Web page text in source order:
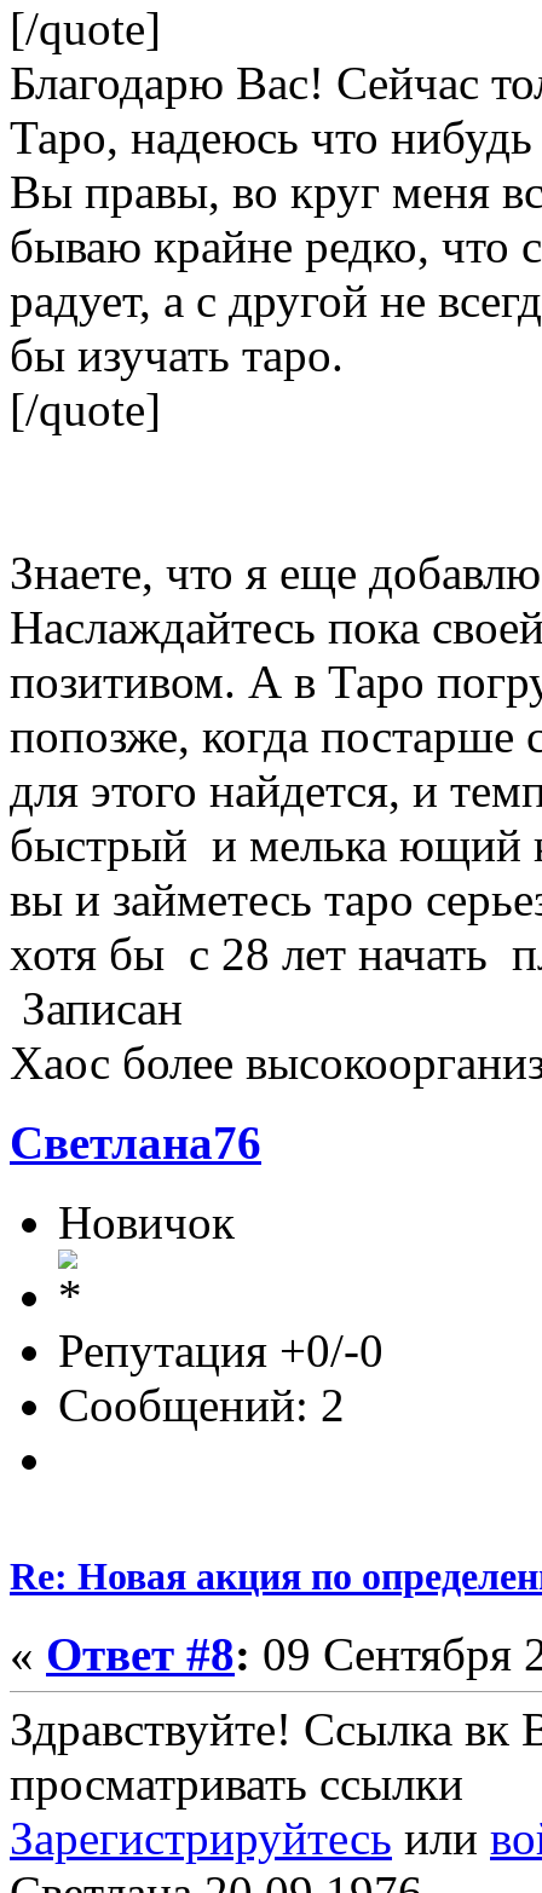
[/quote]
Благодарю Вас! Сейчас
Таро, надеюсь что
Вы правы, во круг меня
бываю крайне редко, что
радует, а с другой не
бы изучать таро.
[/quote]
Знаете, что я еще
Наслаждайтесь пока
позитивом. А в Таро
попозже, когда постарше
для этого найдется, и
быстрый и мелька ющий
вы и займетесь таро
хотя бы с 28 лет начать
Записан
Хаос более
Светлана76
Новичок
Репутация +0/-0
Сообщений: 2
Re: Новая акция по
« Ответ #8: 09 Сентября
Здравствуйте! Ссылка вк
просматривать ссылки
Зарегистрируйтесь или